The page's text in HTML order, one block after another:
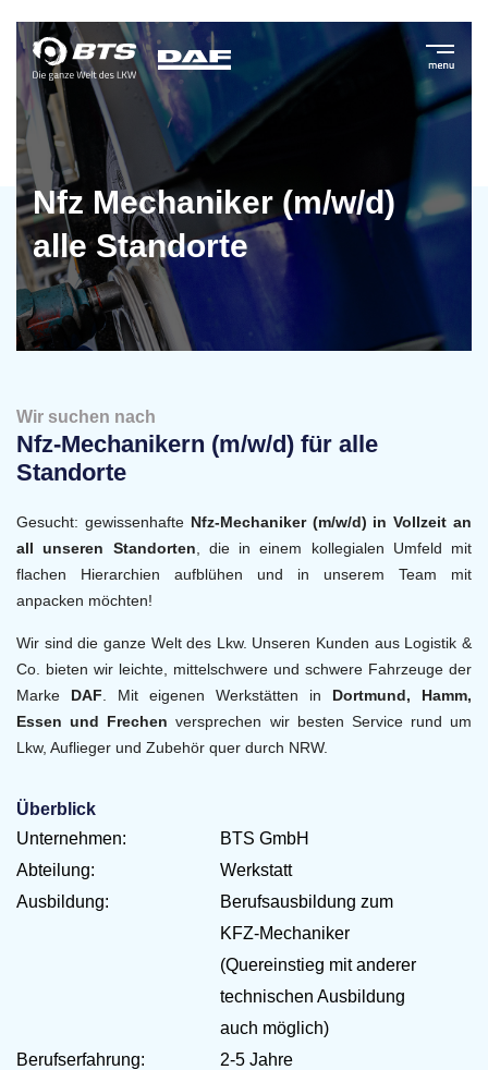
Nfz Mechaniker (m/w/d)
alle Standorte
Wir suchen nach
Nfz-Mechanikern (m/w/d) für alle
Standorte
Gesucht: gewissenhafte Nfz-Mechaniker (m/w/d) in Vollzeit an
all unseren Standorten , die in einem kollegialen Umfeld mit
flachen Hierarchien aufblühen und in unserem Team mit
anpacken möchten!
Wir sind die ganze Welt des Lkw. Unseren Kunden aus Logistik &
Co. bieten wir leichte, mittelschwere und schwere Fahrzeuge der
Marke DAF . Mit eigenen Werkstätten in Dortmund, Hamm,
Essen und Frechen versprechen wir besten Service rund um
Lkw, Auflieger und Zubehör quer durch NRW.
Überblick
Unternehmen:
BTS GmbH
Abteilung:
Werkstatt
Ausbildung:
Berufsausbildung zum
KFZ-Mechaniker
(Quereinstieg mit anderer
technischen Ausbildung
auch möglich)
Berufserfahrung:
2-5 Jahre